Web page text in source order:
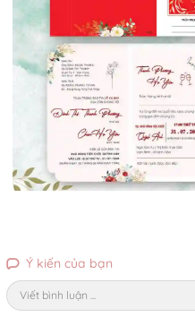
Ý kiến của bạn
Viết bình luận ...